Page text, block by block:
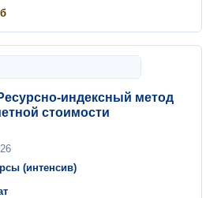
индексный метод
стоимости
(интенсив)